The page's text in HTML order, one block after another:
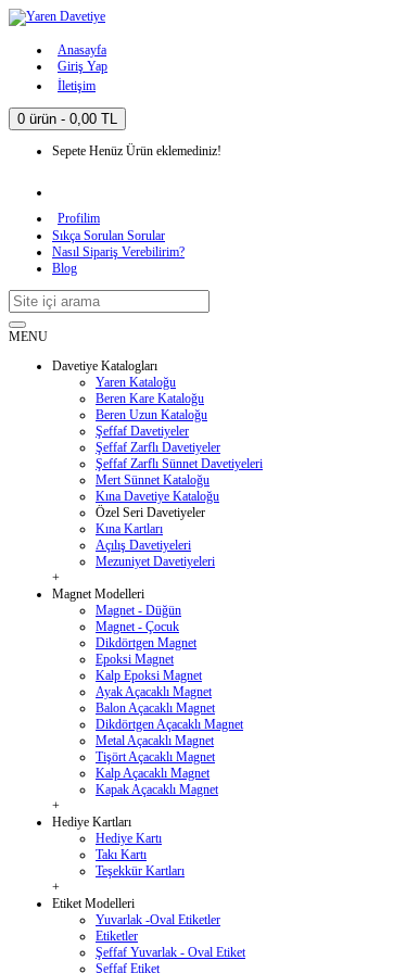
Anasayfa
Giriş Yap
İletişim
0 ürün - 0,00 TL
Sepete Henüz Ürün eklemediniz!
Profilim
Sıkça Sorulan Sorular
Nasıl Sipariş Verebilirim?
Blog
MENU
Davetiye Katalogları
Yaren Kataloğu
Beren Kare Kataloğu
Beren Uzun Kataloğu
Şeffaf Davetiyeler
Şeffaf Zarflı Davetiyeler
Şeffaf Zarflı Sünnet Davetiyeleri
Mert Sünnet Kataloğu
Kına Davetiye Kataloğu
Özel Seri Davetiyeler
Kına Kartları
Açılış Davetiyeleri
Mezuniyet Davetiyeleri
+
Magnet Modelleri
Magnet - Düğün
Magnet - Çocuk
Dikdörtgen Magnet
Epoksi Magnet
Kalp Epoksi Magnet
Ayak Açacaklı Magnet
Balon Açacaklı Magnet
Dikdörtgen Açacaklı Magnet
Metal Açacaklı Magnet
Tişört Açacaklı Magnet
Kalp Açacaklı Magnet
Kapak Açacaklı Magnet
+
Hediye Kartları
Hediye Kartı
Takı Kartı
Teşekkür Kartları
+
Etiket Modelleri
Yuvarlak -Oval Etiketler
Etiketler
Şeffaf Yuvarlak - Oval Etiket
Şeffaf Etiket